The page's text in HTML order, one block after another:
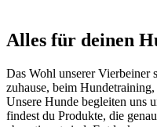
Alles für deinen
Das Wohl unserer Vierbeiner
zuhause, beim
Unsere Hunde begleiten uns
findest du Produkte, die